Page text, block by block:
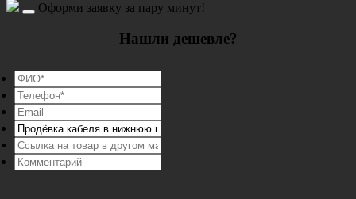
Оформи заявку за пару минут!
Нашли дешевле?